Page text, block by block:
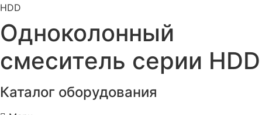
HDD
Одноколонный
смеситель серии HDD
Каталог оборудования